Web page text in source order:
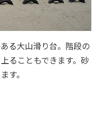
る大山滑り台。階段の
ることもできます。砂
す。